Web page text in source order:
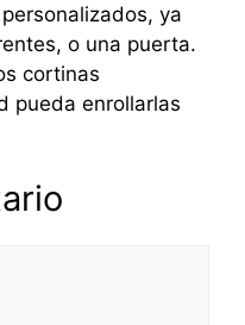
ya
o una puerta.
cortinas
pueda enrollarlas